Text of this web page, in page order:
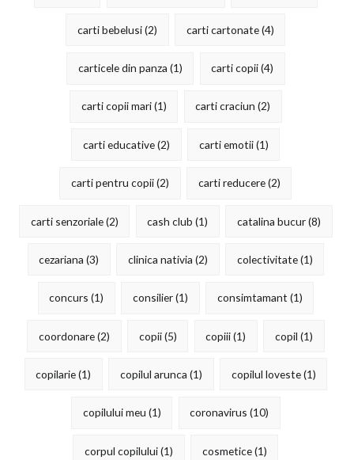
carti bebelusi(2) carti cartonate(4)
carticele din panza (1) carti copii(4)
carti copii mari(1) carti craciun (2)
carti educative(2) carti emotii(1)
carti pentru copii(2) carti reducere(2)
carti senzoriale(2) cash club (1) catalina bucur(8)
cezariana (3) clinica nativia (2) colectivitate(1)
concurs (1) consilier(1) consimtamant (1)
coordonare(2) copii(5) copiii(1) copil (1)
copilarie(1) copilul arunca (1) copilul loveste(1)
copilului meu (1) coronavirus (10)
corpul copilului(1) cosmetice(1)